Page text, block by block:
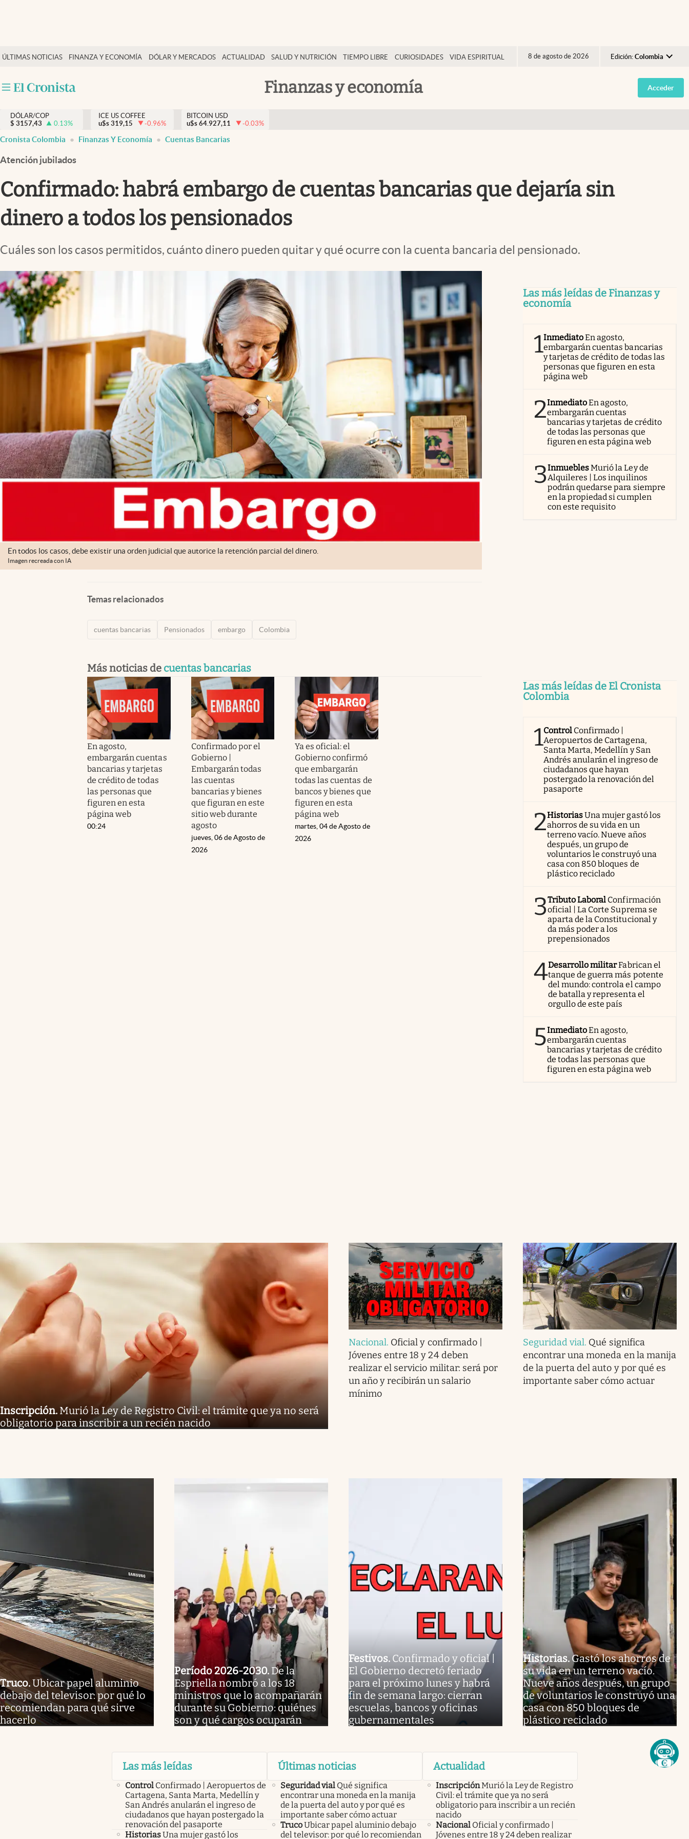
ÚLTIMAS NOTICIAS FINANZA Y ECONOMÍA DÓLAR Y MERCADOS ACTUALIDAD SALUD Y NUTRICIÓN TIEMPO LIBRE CURIOSIDADES VIDA ESPIRITUAL 8 de agosto de 2026 Edición: Colombia
Argentina
España
Finanzas y economía
Salud y nutrición
Tiempo libre
Dólar y mercados
Curiosidades
Acceder
DÓLAR/COP
$ 3157,43 0.13%
ICE US COFFEE
u$s 319,15 -0.96%
BITCOIN USD
u$s 64.927,11 -0.03%
Cronista Colombia Finanzas Y Economía Cuentas Bancarias
Atención jubilados
Confirmado: habrá embargo de cuentas bancarias que dejaría sin
dinero a todos los pensionados
Cuáles son los casos permitidos, cuánto dinero pueden quitar y qué ocurre con la cuenta bancaria del pensionado.
En todos los casos, debe existir una orden judicial que autorice la retención parcial del dinero.
Imagen recreada con IA
Temas relacionados
cuentas bancarias Pensionados embargo Colombia
Más noticias de cuentas bancarias
En agosto,
embargarán cuentas
bancarias y tarjetas
de crédito de todas
las personas que
figuren en esta
página web
00:24
Confirmado por el
Gobierno |
Embargarán todas
las cuentas
bancarias y bienes
que figuran en este
sitio web durante
agosto
jueves, 06 de Agosto de
2026
Ya es oficial: el
Gobierno confirmó
que embargarán
todas las cuentas de
bancos y bienes que
figuren en esta
página web
martes, 04 de Agosto de
2026
Las más leídas de Finanzas y
economía
1InmediatoEn agosto,
embargarán cuentas bancarias
y tarjetas de crédito de todas las
personas que figuren en esta
página web
2InmediatoEn agosto,
embargarán cuentas
bancarias y tarjetas de crédito
de todas las personas que
figuren en esta página web
3InmueblesMurió la Ley de
Alquileres | Los inquilinos
podrán quedarse para siempre
en la propiedad si cumplen
con este requisito
Las más leídas de El Cronista
Colombia
1Control Confirmado |
Aeropuertos de Cartagena,
Santa Marta, Medellín y San
Andrés anularán el ingreso de
ciudadanos que hayan
postergado la renovación del
pasaporte
2HistoriasUna mujer gastó los
ahorros de su vida en un
terreno vacío. Nueve años
después, un grupo de
voluntarios le construyó una
casa con 850 bloques de
plástico reciclado
3Tributo Laboral Confirmación
oficial | La Corte Suprema se
aparta de la Constitucional y
da más poder a los
prepensionados
4Desarrollo militarFabrican el
tanque de guerra más potente
del mundo: controla el campo
de batalla y representa el
orgullo de este país
5InmediatoEn agosto,
embargarán cuentas
bancarias y tarjetas de crédito
de todas las personas que
figuren en esta página web
Inscripción. Murió la Ley de Registro Civil: el trámite que ya no será
obligatorio para inscribir a un recién nacido
Nacional. Oficial y confirmado |
Jóvenes entre 18 y 24 deben
realizar el servicio militar: será por
un año y recibirán un salario
mínimo
Seguridad vial. Qué significa
encontrar una moneda en la manija
de la puerta del auto y por qué es
importante saber cómo actuar
Truco.Ubicar papel aluminio
debajo del televisor: por qué lo
recomiendan para qué sirve
hacerlo
Período 2026-2030. De la
Espriella nombró a los 18
ministros que lo acompañarán
durante su Gobierno: quiénes
son y qué cargos ocuparán
Festivos. Confirmado y oficial |
El Gobierno decretó feriado
para el próximo lunes y habrá
fin de semana largo: cierran
escuelas, bancos y oficinas
gubernamentales
Historias. Gastó los ahorros de
su vida en un terreno vacío.
Nueve años después, un grupo
de voluntarios le construyó una
casa con 850 bloques de
plástico reciclado
Las más leídas
Control Confirmado | Aeropuertos de
Cartagena, Santa Marta, Medellín y
San Andrés anularán el ingreso de
ciudadanos que hayan postergado la
renovación del pasaporte
HistoriasUna mujer gastó los
Últimas noticias
Seguridad vial Qué significa
encontrar una moneda en la manija
de la puerta del auto y por qué es
importante saber cómo actuar
TrucoUbicar papel aluminio debajo
del televisor: por qué lo recomiendan
Actualidad
InscripciónMurió la Ley de Registro
Civil: el trámite que ya no será
obligatorio para inscribir a un recién
nacido
Nacional Oficial y confirmado |
Jóvenes entre 18 y 24 deben realizar